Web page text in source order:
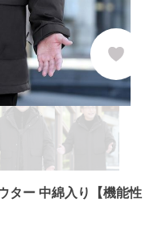
ター 中綿入り【機能性